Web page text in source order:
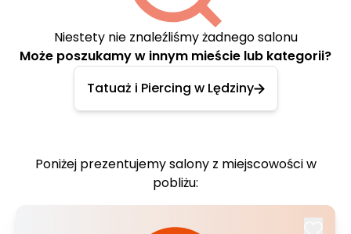
Niestety nie znaleźliśmy żadnego salonu
Może poszukamy w innym mieście lub kategorii?
Tatuaż i Piercing w Lędziny
Poniżej prezentujemy salony z miejscowości w
pobliżu: